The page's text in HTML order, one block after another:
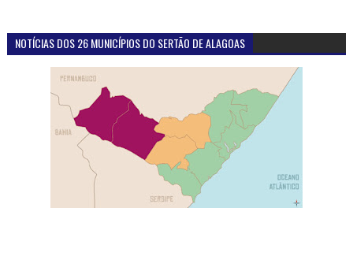
NOTÍCIAS DOS 26 MUNICÍPIOS DO SERTÃO DE ALAGOAS